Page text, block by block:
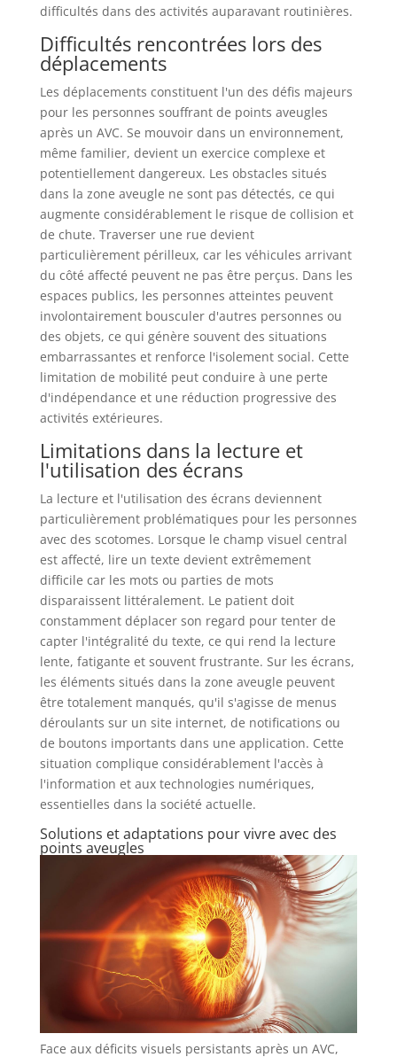
difficultés dans des activités auparavant routinières.
Difficultés rencontrées lors des
déplacements
Les déplacements constituent l'un des défis majeurs
pour les personnes souffrant de points aveugles
après un AVC. Se mouvoir dans un environnement,
même familier, devient un exercice complexe et
potentiellement dangereux. Les obstacles situés
dans la zone aveugle ne sont pas détectés, ce qui
augmente considérablement le risque de collision et
de chute. Traverser une rue devient
particulièrement périlleux, car les véhicules arrivant
du côté affecté peuvent ne pas être perçus. Dans les
espaces publics, les personnes atteintes peuvent
involontairement bousculer d'autres personnes ou
des objets, ce qui génère souvent des situations
embarrassantes et renforce l'isolement social. Cette
limitation de mobilité peut conduire à une perte
d'indépendance et une réduction progressive des
activités extérieures.
Limitations dans la lecture et
l'utilisation des écrans
La lecture et l'utilisation des écrans deviennent
particulièrement problématiques pour les personnes
avec des scotomes. Lorsque le champ visuel central
est affecté, lire un texte devient extrêmement
difficile car les mots ou parties de mots
disparaissent littéralement. Le patient doit
constamment déplacer son regard pour tenter de
capter l'intégralité du texte, ce qui rend la lecture
lente, fatigante et souvent frustrante. Sur les écrans,
les éléments situés dans la zone aveugle peuvent
être totalement manqués, qu'il s'agisse de menus
déroulants sur un site internet, de notifications ou
de boutons importants dans une application. Cette
situation complique considérablement l'accès à
l'information et aux technologies numériques,
essentielles dans la société actuelle.
Solutions et adaptations pour vivre avec des
points aveugles
Face aux déficits visuels persistants après un AVC,